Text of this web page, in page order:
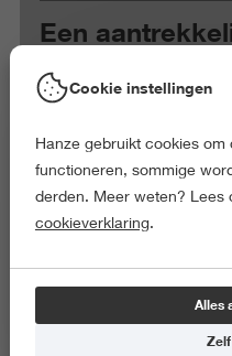
Een
mensen die
Master
Engels
Start: september
Cookie instellingen
Hanze gebruikt cookies
functioneren, sommige
derden. Meer weten? Lees
cookieverklaring.
Alles